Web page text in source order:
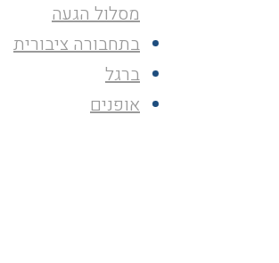
מסלול הגעה
בתחבורה ציבורית
ברגל
אופנים